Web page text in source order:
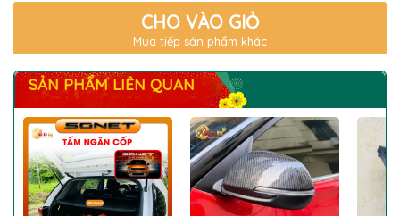
CHO VÀO GIỎ
Mua tiếp sản phẩm khác
SẢN PHẨM LIÊN QUAN